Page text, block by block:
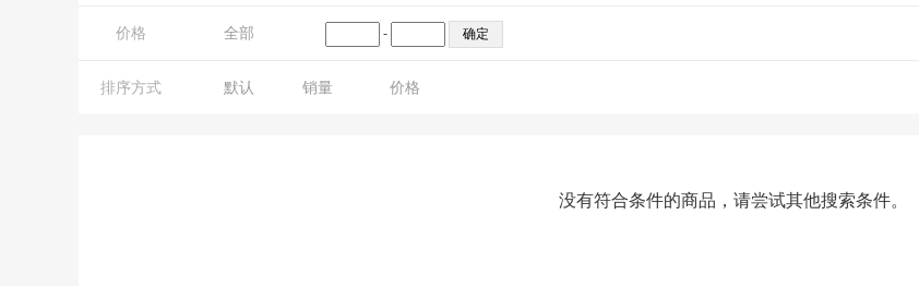
价格 全部 -
排序方式 默认 销量 价格
没有符合条件的商品，请尝试其他搜索条件。